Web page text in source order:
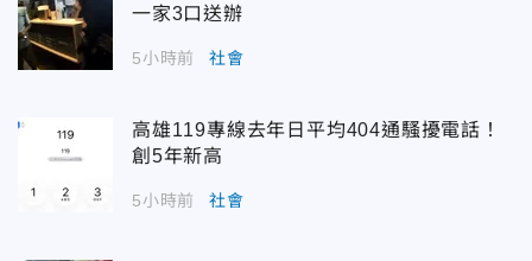
一家3口送辦
5小時前 社會
高雄119專線去年日平均404通騷擾電話！
創5年新高
5小時前 社會